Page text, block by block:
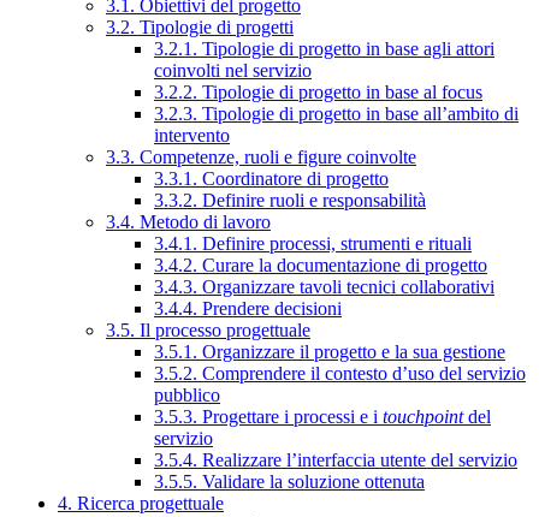
3.1. Obiettivi del progetto
3.2. Tipologie di progetti
3.2.1. Tipologie di progetto in base agli attori
coinvolti nel servizio
3.2.2. Tipologie di progetto in base al focus
3.2.3. Tipologie di progetto in base all’ambito di
intervento
3.3. Competenze, ruoli e figure coinvolte
3.3.1. Coordinatore di progetto
3.3.2. Definire ruoli e responsabilità
3.4. Metodo di lavoro
3.4.1. Definire processi, strumenti e rituali
3.4.2. Curare la documentazione di progetto
3.4.3. Organizzare tavoli tecnici collaborativi
3.4.4. Prendere decisioni
3.5. Il processo progettuale
3.5.1. Organizzare il progetto e la sua gestione
3.5.2. Comprendere il contesto d’uso del servizio
pubblico
3.5.3. Progettare i processi e i touchpointdel
servizio
3.5.4. Realizzare l’interfaccia utente del servizio
3.5.5. Validare la soluzione ottenuta
4. Ricerca progettuale